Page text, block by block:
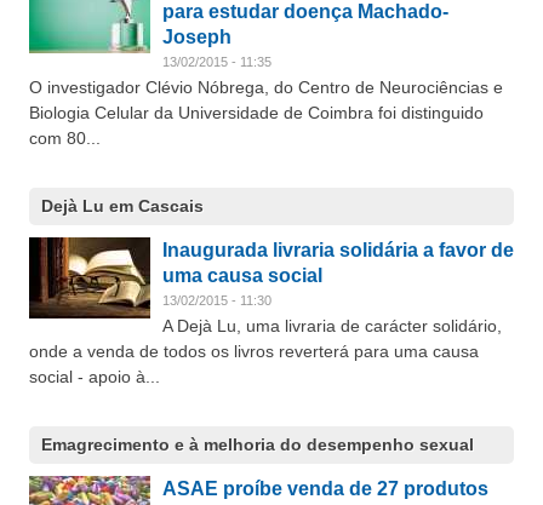
para estudar doença Machado-
Joseph
13/02/2015 - 11:35
O investigador Clévio Nóbrega, do Centro de Neurociências e
Biologia Celular da Universidade de Coimbra foi distinguido
com 80...
Dejà Lu em Cascais
Inaugurada livraria solidária a favor de
uma causa social
13/02/2015 - 11:30
A Dejà Lu, uma livraria de carácter solidário,
onde a venda de todos os livros reverterá para uma causa
social - apoio à...
Emagrecimento e à melhoria do desempenho sexual
ASAE proíbe venda de 27 produtos